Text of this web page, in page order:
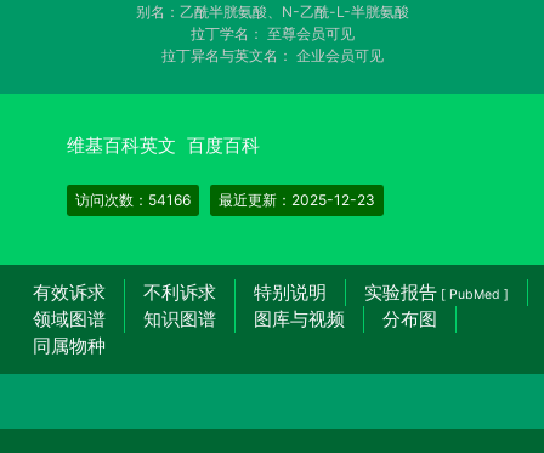
别名：乙酰半胱氨酸、N-乙酰-L-半胱氨酸
拉丁学名： 至尊会员可见
拉丁异名与英文名： 企业会员可见
维基百科英文 百度百科
访问次数：54166 最近更新：2025-12-23
有效诉求 不利诉求 特别说明 实验报告 [ PubMed ]
领域图谱 知识图谱 图库与视频
分布图
同属物种